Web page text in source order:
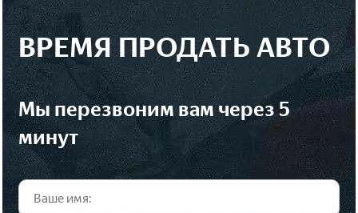
ВРЕМЯ ПРОДАТЬ АВТО
мы перезвоним вам через 5
минут